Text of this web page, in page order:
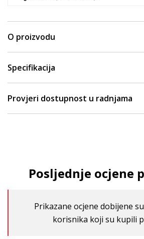
O proizvodu
Specifikacija
Provjeri dostupnost u radnjama
Posljednje ocjene
Prikazane ocjene dobijene
korisnika koji su kupili